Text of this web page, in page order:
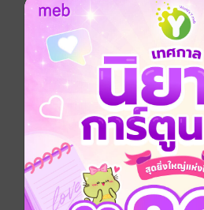
อยากได้ ซื้อเป็นของขวัญ
“การที่คุณสรรหาคำมาทิ่มแทงผม
คุณต้องสนใจผมขึ้นมาบ้างแล้วล่ะสิ”
“แล้วการที่คุณตัวติดหนึบกับผมอยู่
สนใจผมหรือยังไง”
“หล่อแล้วยังฉลาดอีกนะครับ เก่งจริ
“...”
Side story of เพียงรักษ์คุณ